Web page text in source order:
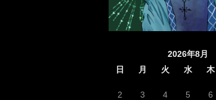
2026年8月
日
月 火 水 木
2
3 4 5 6